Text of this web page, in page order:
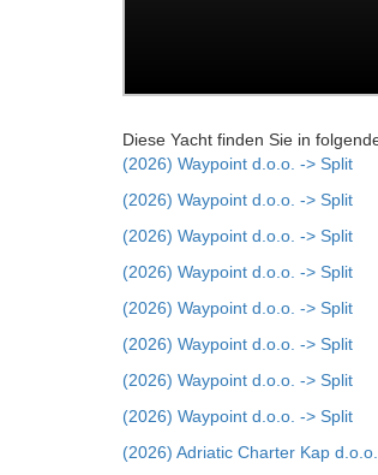
Diese Yacht finden Sie in
(2026) Waypoint d.o.o. -> Split
(2026) Waypoint d.o.o. -> Split
(2026) Waypoint d.o.o. -> Split
(2026) Waypoint d.o.o. -> Split
(2026) Waypoint d.o.o. -> Split
(2026) Waypoint d.o.o. -> Split
(2026) Waypoint d.o.o. -> Split
(2026) Waypoint d.o.o. -> Split
(2026) Adriatic Charter Kap